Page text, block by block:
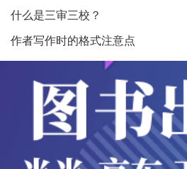
什么是三审三校？
作者写作时的格式注意点